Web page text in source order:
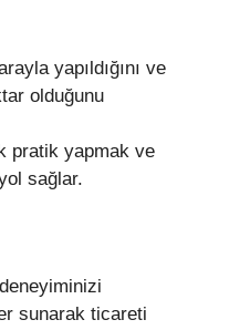
yapıldığını ve
olduğunu
pratik yapmak ve
sağlar.
sunarak ticareti